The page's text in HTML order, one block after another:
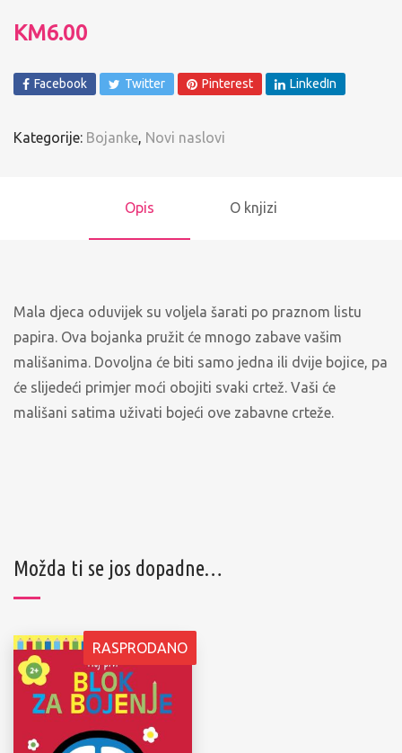
KM6.00
Facebook Twitter Pinterest LinkedIn
Kategorije: Bojanke, Novi naslovi
Opis O knjizi
Mala djeca oduvijek su voljela šarati po praznom listu
papira. Ova bojanka pružit će mnogo zabave vašim
mališanima. Dovoljna će biti samo jedna ili dvije bojice, pa
će slijedeći primjer moći obojiti svaki crtež. Vaši će
mališani satima uživati bojeći ove zabavne crteže.
Možda ti se jos dopadne…
RASPRODANO